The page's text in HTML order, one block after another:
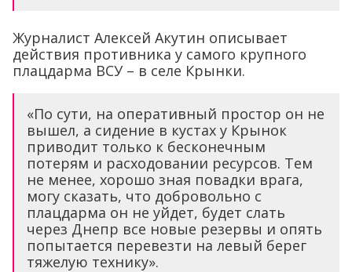
Журналист Алексей Акутин описывает
действия противника у самого крупного
плацдарма ВСУ – в селе Крынки.
«По сути, на оперативный простор он не
вышел, а сидение в кустах у Крынок
приводит только к бесконечным
потерям и расходовании ресурсов. Тем
не менее, хорошо зная повадки врага,
могу сказать, что добровольно с
плацдарма он не уйдет, будет слать
через Днепр все новые резервы и опять
попытается перевезти на левый берег
тяжелую технику».